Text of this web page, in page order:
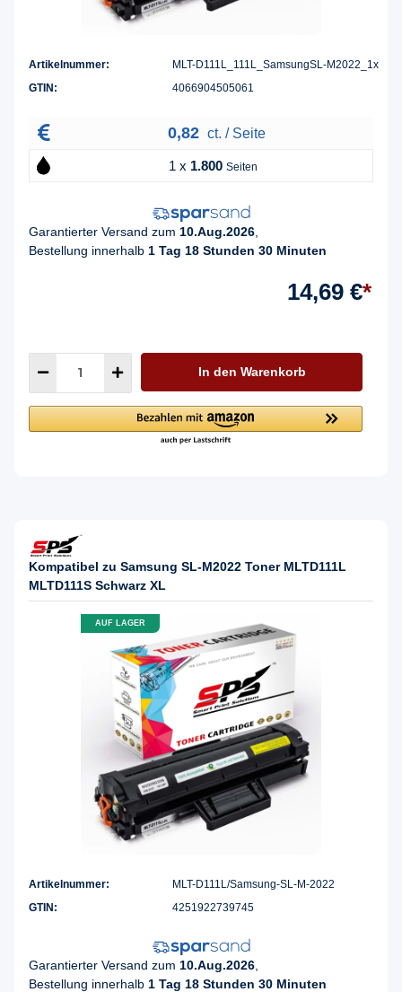
Artikelnummer:
MLT-D111L_111L_SamsungSL-M2022_1x
GTIN:
4066904505061
0,82 ct. / Seite
1 x 1.800 Seiten
Garantierter Versand zum 10.Aug.2026
Bestellung innerhalb 1 Tag 18 Stunden 30 Minuten
14,69 €*
In den Warenkorb
Kompatibel zu Samsung SL-M2022 Toner MLTD111L
MLTD111S Schwarz XL
AUF LAGER
Artikelnummer:
MLT-D111L/Samsung-SL-M-2022
GTIN:
4251922739745
Garantierter Versand zum 10.Aug.2026
Bestellung innerhalb 1 Tag 18 Stunden 30 Minuten